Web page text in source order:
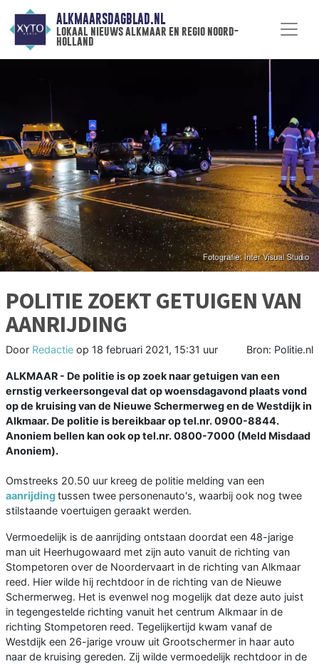
ALKMAARSDAGBLAD.NL
lokaal nieuws alkmaar en regio noord-
holland
POLITIE ZOEKT GETUIGEN VAN
AANRIJDING
Door Redactie op 18 februari 2021, 15:31 uur Bron: Politie.nl
ALKMAAR - De politie is op zoek naar getuigen van een
ernstig verkeersongeval dat op woensdagavond plaats vond
op de kruising van de Nieuwe Schermerweg en de Westdijk in
Alkmaar. De politie is bereikbaar op tel.nr. 0900-8844.
Anoniem bellen kan ook op tel.nr. 0800-7000 (Meld Misdaad
Anoniem).
Omstreeks 20.50 uur kreeg de politie melding van een
aanrijdingtussen twee personenauto's, waarbij ook nog twee
stilstaande voertuigen geraakt werden.
Vermoedelijk is de aanrijding ontstaan doordat een 48-jarige
man uit Heerhugowaard met zijn auto vanuit de richting van
Stompetoren over de Noordervaart in de richting van Alkmaar
reed. Hier wilde hij rechtdoor in de richting van de Nieuwe
Schermerweg. Het is evenwel nog mogelijk dat deze auto juist
in tegengestelde richting vanuit het centrum Alkmaar in de
richting Stompetoren reed. Tegelijkertijd kwam vanaf de
Westdijk een 26-jarige vrouw uit Grootschermer in haar auto
naar de kruising gereden. Zij wilde vermoedelijk rechtdoor in de